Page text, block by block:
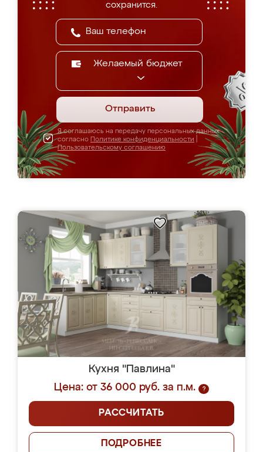
сохранится.
Желаемый бюджет
Отправить
Я соглашаюсь на передачу персональных данных
согласно Политике конфиденциальности
Пользовательскому соглашению
Кухня "Павлина"
Цена: от 36 000 руб. за п.м.
?
РАССЧИТАТЬ
ПОДРОБНЕЕ